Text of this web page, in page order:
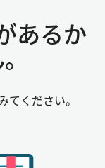
あるか
てください。